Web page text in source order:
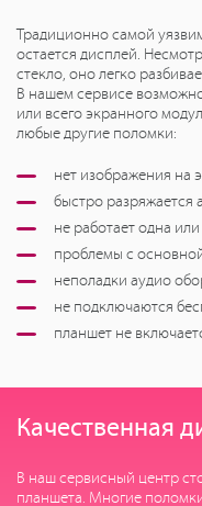
Традиционно самой
остается дисплей.
стекло, оно легко
В нашем сервисе
или всего экранного
любые другие поломки:
нет изображения на
быстро разряжается
не работает одна
проблемы с
неполадки аудио
не подключаются
планшет не
Качественная
В наш сервисный центр
планшета. Многие